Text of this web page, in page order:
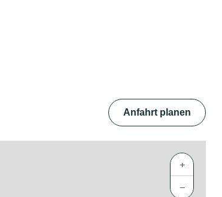
Anfahrt planen
+
−